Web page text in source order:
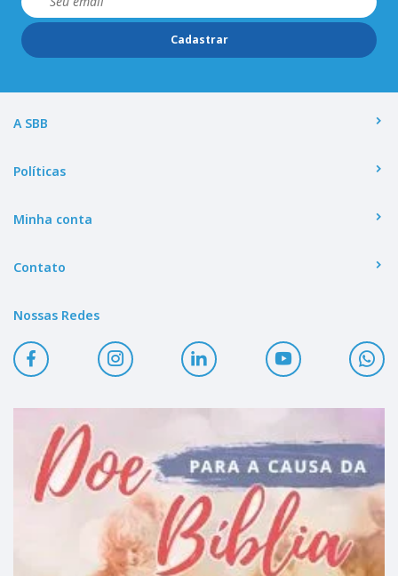
Cadastrar
A SBB
Políticas
Minha conta
Contato
Nossas Redes